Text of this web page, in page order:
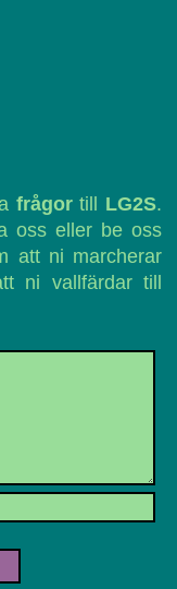
frågortill LG2S.
oss eller be oss
att ni marcherar
ni vallfärdar till